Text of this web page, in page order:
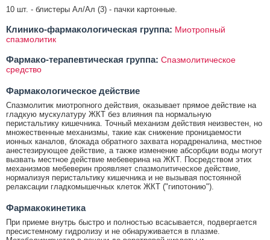
10 шт. - блистеры Ал/Ал (3) - пачки картонные.
Клинико-фармакологическая группа: Миотропный
спазмолитик
Фармако-терапевтическая группа: Спазмолитическое
средство
Фармакологическое действие
Спазмолитик миотропного действия, оказывает прямое действие на
гладкую мускулатуру ЖКТ без влияния па нормальную
перистальтику кишечника. Точный механизм действия неизвестен, но
множественные механизмы, такие как снижение проницаемости
ионных каналов, блокада обратного захвата норадреналина, местное
анестезирующее действие, а также изменение абсорбции воды могут
вызвать местное действие мебеверина на ЖКТ. Посредством этих
механизмов мебеверин проявляет спазмолитическое действие,
нормализуя перистальтику кишечника и не вызывая постоянной
релаксации гладкомышечных клеток ЖКТ ("гипотонию").
Фармакокинетика
При приеме внутрь быстро и полностью всасывается, подвергается
пресистемному гидролизу и не обнаруживается в плазме.